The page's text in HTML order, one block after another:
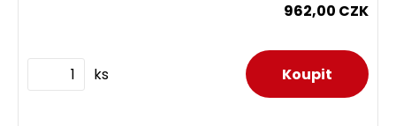
962,00 CZK
ks